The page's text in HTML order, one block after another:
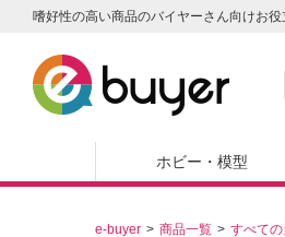
嗜好性の高い商品のバイヤーさん向けお役
ホビー・模型
e-buyer 商品一覧 すべての